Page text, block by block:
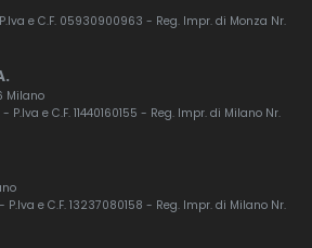
e C.F. 05930900963 - Reg. Impr. di Monza Nr.
Milano
e C.F. 11440160155 - Reg. Impr. di Milano Nr.
P.Iva e C.F. 13237080158 - Reg. Impr. di Milano Nr.